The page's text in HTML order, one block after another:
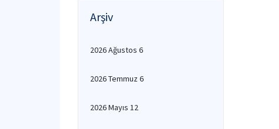
Arşiv
2026 Ağustos 6
2026 Temmuz 6
2026 Mayıs 12